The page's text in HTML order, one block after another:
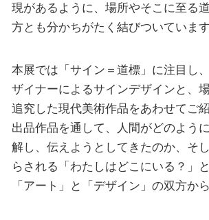
現があるように、場所やそこに至る
方とも分かちがたく結びついています
本展では「サイン＝道標」に注目し
ザイナーによるサインデザインと、
追究した現代美術作品をあわせてご
出品作品を通して、人間がどのよう
解し、伝えようとしてきたのか、そ
らされる「わたしはどこにいる？」
「アート」と「デザイン」の双方か